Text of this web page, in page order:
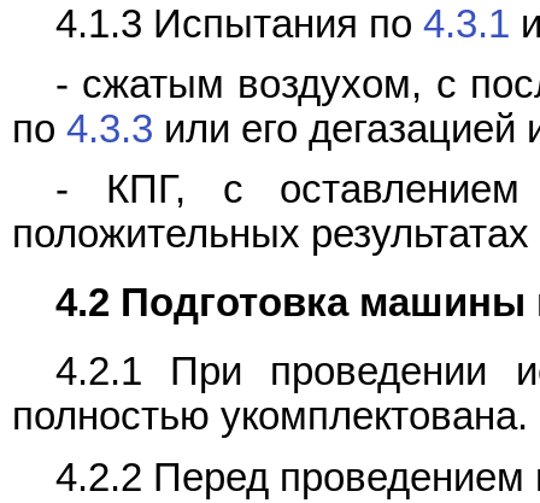
4.1.3 Испытания по 4.3.1
- сжатым воздухом, с
по 4.3.3 или его
- КПГ, с
положительных
4.2 Подготовка машины
4.2.1 При проведении
полностью укомплектована.
4.2.2 Перед проведением